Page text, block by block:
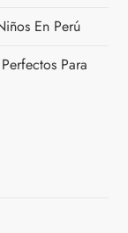
En Perú
Para